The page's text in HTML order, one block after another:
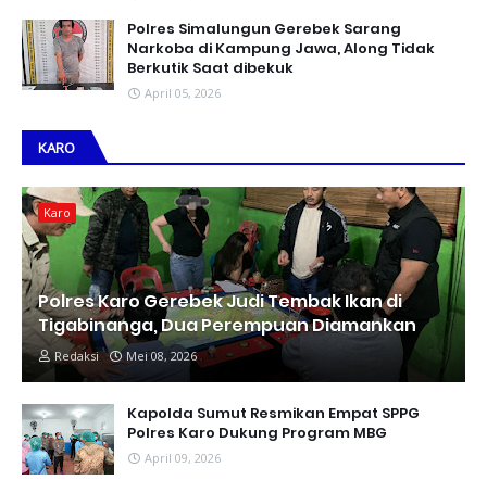
Polres Simalungun Gerebek Sarang
Narkoba di Kampung Jawa, Along Tidak
Berkutik Saat dibekuk
April 05, 2026
KARO
Karo
Polres Karo Gerebek Judi Tembak Ikan di
Tigabinanga, Dua Perempuan Diamankan
Redaksi Mei 08, 2026
Kapolda Sumut Resmikan Empat SPPG
Polres Karo Dukung Program MBG
April 09, 2026